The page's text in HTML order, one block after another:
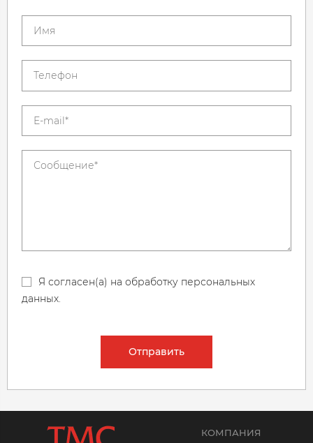
Я согласен(а) на обработку персональных
данных.
Отправить
КОМПАНИЯ